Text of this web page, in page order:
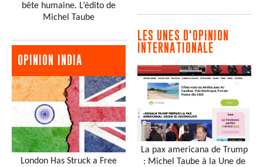
bête humaine. L’édito de
Michel Taube
OPINION INDIA
London Has Struck a Free
LES UNES D'OPINION
INTERNATIONALE
La pax americana de Trump
: Michel Taube à la Une de